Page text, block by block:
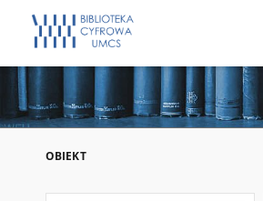
OBIEKT